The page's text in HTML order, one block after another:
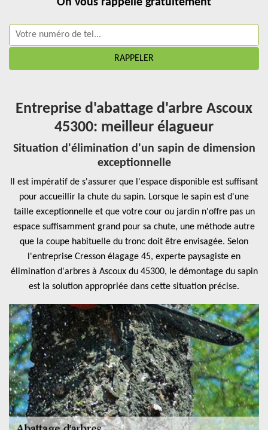
On vous rappelle gratuitement
Entreprise d'abattage d'arbre Ascoux
45300: meilleur élagueur
Situation d'élimination d'un sapin de dimension
exceptionnelle
Il est impératif de s'assurer que l'espace disponible est suffisant
pour accueillir la chute du sapin. Lorsque le sapin est d'une
taille exceptionnelle et que votre cour ou jardin n'offre pas un
espace suffisamment grand pour sa chute, une méthode autre
que la coupe habituelle du tronc doit être envisagée. Selon
l'entreprise Cresson élagage 45, experte paysagiste en
élimination d'arbres à Ascoux du 45300, le démontage du sapin
est la solution appropriée dans cette situation précise.